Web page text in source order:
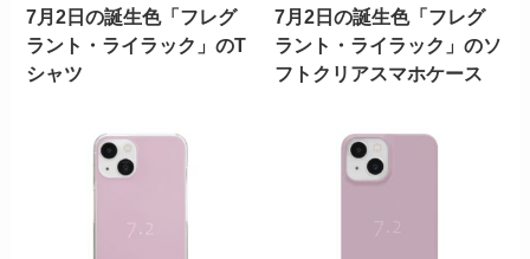
7月2日の誕生色「フレグ
ラント・ライラック」のT
シャツ
7月2日の誕生色「フレグ
ラント・ライラック」のソ
フトクリアスマホケース